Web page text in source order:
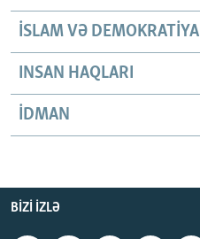
İSLAM VƏ DEMOKRATIYA
INSAN HAQLARI
İDMAN
BIZI IZLƏ